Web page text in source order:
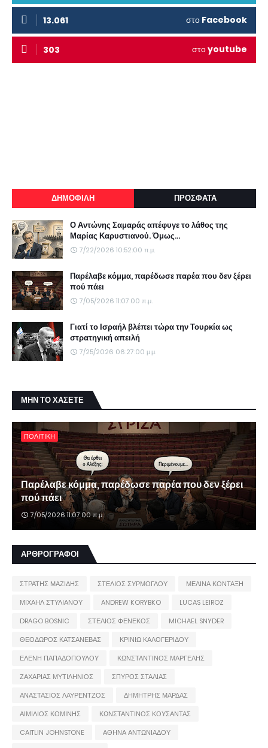
13.061 στο Facebook
303 στοyoutube
ΔΗΜΟΦΙΛΗ ΠΡΟΣΦΑΤΑ
Ο Αντώνης Σαμαράς απέφυγε το λάθος της
Μαρίας Καρυστιανού. Όμως...
7/22/2026 10:52:00 π.μ.
Παρέλαβε κόμμα, παρέδωσε παρέα που δεν ξέρει
πού πάει
7/05/2026 11:07:00 π.μ.
Γιατί το Ισραήλ βλέπει τώρα την Τουρκία ως
στρατηγική απειλή
7/25/2026 06:27:00 μ.μ.
ΜΗΝ ΤΟ ΧΑΣΕΤΕ
ΠΟΛΙΤΙΚΗ
Παρέλαβε κόμμα, παρέδωσε παρέα που δεν ξέρει
πού πάει
7/05/2026 11:07:00 π.μ.
ΑΡΘΡΟΓΡΑΦΟΙ
ΣΤΡΑΤΗΣ ΜΑΖΙΔΗΣ ΣΤΕΛΙΟΣ ΣΥΡΜΟΓΛΟΥ
ΜΕΛΙΝΑ ΚΟΝΤΑΞΗ
ΜΙΧΑΗΛ ΣΤΥΛΙΑΝΟΥ
ANDREW KORYBKO
LUCAS LEIROZ
DRAGO BOSNIC
ΣΤΕΛΙΟΣ ΦΕΝΕΚΟΣ
MICHAEL SNYDER
ΘΕΟΔΩΡΟΣ ΚΑΤΣΑΝΕΒΑΣ
ΚΡΙΝΙΩ ΚΑΛΟΓΕΡΙΔΟΥ
ΕΛΕΝΗ ΠΑΠΑΔΟΠΟΥΛΟΥ
ΚΩΝΣΤΑΝΤΙΝΟΣ ΜΑΡΓΕΛΗΣ
ΖΑΧΑΡΙΑΣ ΜΥΤΙΛΗΝΙΟΣ
ΣΠΥΡΟΣ ΣΤΑΛΙΑΣ
ΑΝΑΣΤΑΣΙΟΣ ΛΑΥΡΕΝΤΖΟΣ
ΔΗΜΗΤΡΗΣ ΜΑΡΔΑΣ
ΑΙΜΙΛΙΟΣ ΚΟΜΙΝΗΣ
ΚΩΝΣΤΑΝΤΙΝΟΣ ΚΟΥΣΑΝΤΑΣ
CAITLIN JOHNSTONE
ΑΘΗΝΑ ΑΝΤΩΝΙΑΔΟΥ